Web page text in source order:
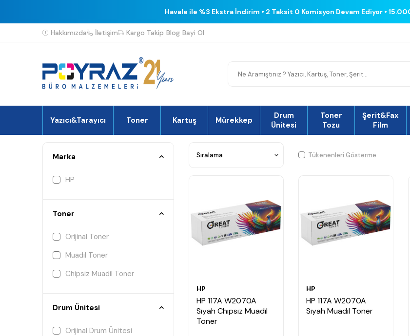
Havale ile %3 Ekstra İndirim • 2 Taksit 0 Komisyon Devam Ediyor •
Hakkımızda İletişim Kargo Takip Blog Bayi Ol
Yazıcı&Tarayıcı Toner Kartuş Mürekkep
Drum
Ünitesi
Toner
Tozu
Şerit&Fax
Film
Marka
HP
Toner
Orijinal Toner
Muadil Toner
Chipsiz Muadil Toner
Drum Ünitesi
Orijinal Drum Ünitesi
Tükenenleri Gösterme
HP
HP 117A W2070A
Siyah Chipsiz Muadil
Toner
HP
HP 117A W2070A
Siyah Muadil Toner